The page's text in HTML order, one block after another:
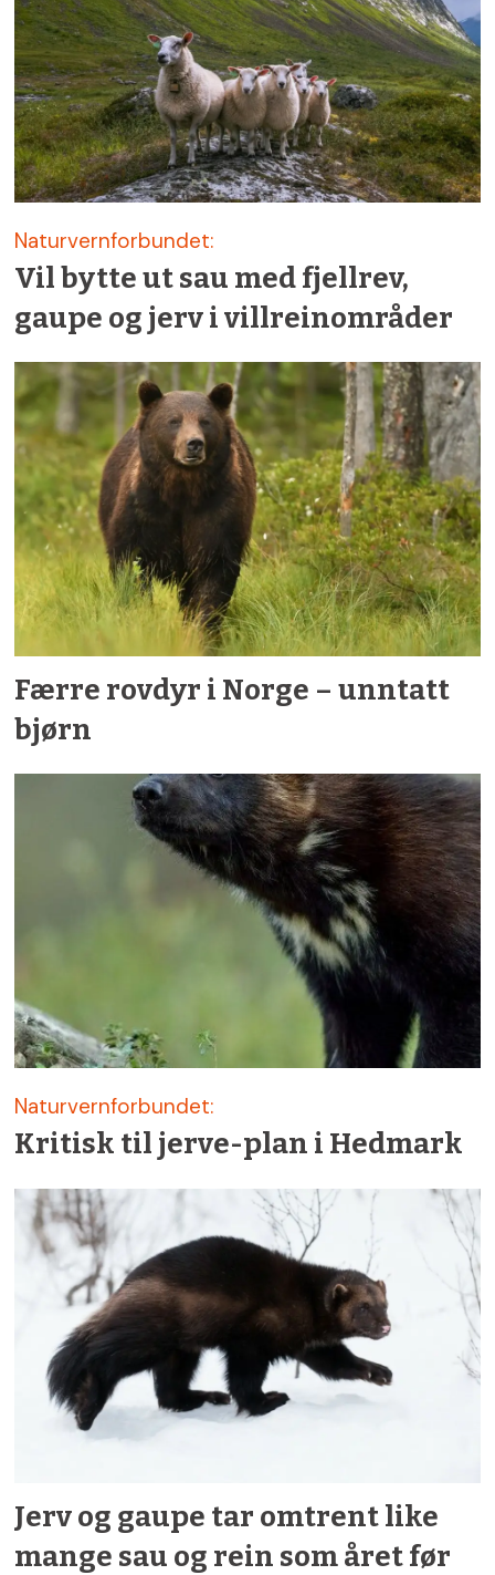
Naturvernforbundet:
Vil bytte ut sau med fjellrev,
gaupe og jerv i villreinområder
Færre rovdyr i Norge – unntatt
bjørn
Naturvernforbundet:
Kritisk til jerve-plan i Hedmark
Jerv og gaupe tar omtrent like
mange sau og rein som året før